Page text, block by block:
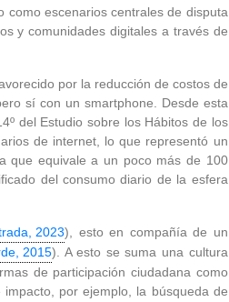
como escenarios centrales de disputa
y comunidades digitales a través de
por la reducción de costos de
sí con un smartphone. Desde esta
del Estudio sobre los Hábitos de los
de internet, lo que representó un
que equivale a un poco más de 100
del consumo diario de la esfera
2023), esto en compañía de un
2015). A esto se suma una cultura
de participación ciudadana como
por ejemplo, la búsqueda de